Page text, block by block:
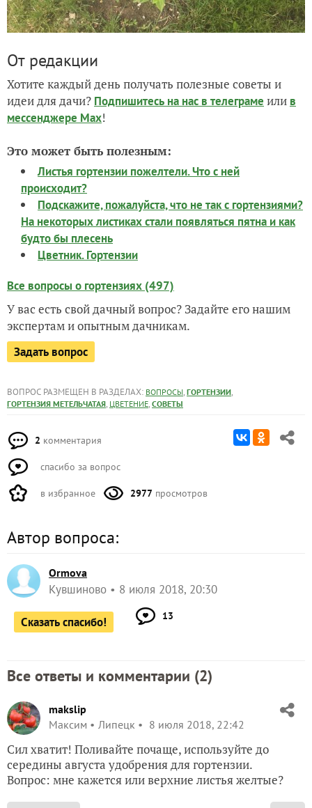
От редакции
Хотите каждый день получать полезные советы и
идеи для дачи? Подпишитесь на нас в телеграме или в
мессенджере Max!
Это может быть полезным:
Листья гортензии пожелтели. Что с ней
происходит?
Подскажите, пожалуйста, что не так с гортензиями?
На некоторых листиках стали появляться пятна и как
будто бы плесень
Цветник. Гортензии
Все вопросы о гортензиях (497)
У вас есть свой дачный вопрос? Задайте его нашим
экспертам и опытным дачникам.
Задать вопрос
ВОПРОС РАЗМЕЩЕН В РАЗДЕЛАХ: ВОПРОСЫ, ГОРТЕНЗИИ,
ГОРТЕНЗИЯ МЕТЕЛЬЧАТАЯ, ЦВЕТЕНИЕ, СОВЕТЫ
2 комментария
спасибо за вопрос
в избранное 2977 просмотров
Автор вопроса:
Ormova
Кувшиново 8 июля 2018, 20:30
Сказать спасибо! 13
Все ответы и комментарии (2)
makslip
Максим
Липецк 8 июля 2018, 22:42
Сил хватит! Поливайте почаще, используйте до
середины августа удобрения для гортензии.
Вопрос: мне кажется или верхние листья желтые?